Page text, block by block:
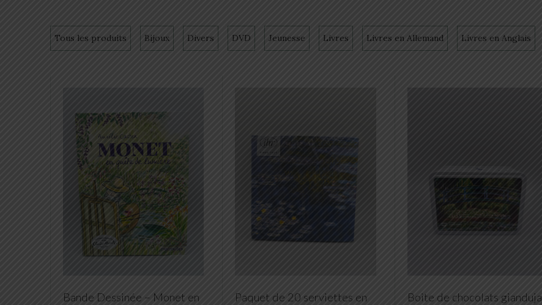
Tous les produits Bijoux Divers DVD Jeunesse Livres Livres en Allemand Livres en Anglais
Bande Dessinée – Monet en
Paquet de 20 serviettes en
Boite de chocolats gianduja